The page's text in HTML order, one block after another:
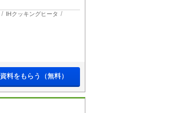
IHクッキングヒータ
資料をもらう（無料）